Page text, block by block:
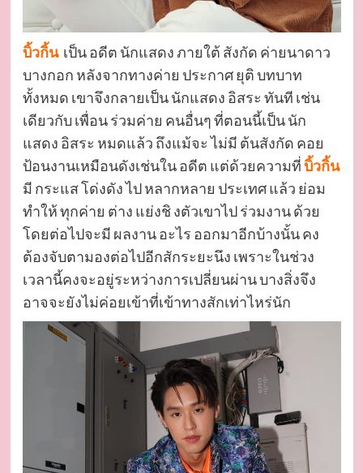
บิ้วกิ้น เป็น อดีต นักแสดง ภายใต้ สังกัด ค่ายนาดาว
บางกอก หลังจากทางค่าย ประกาศ ยุติ บทบาท
ทั้งหมด เขาจึงกลายเป็น นักแสดง อิสระ ทันที เช่น
เดียวกับ เพื่อน ร่วมค่าย คนอื่นๆ ที่ตอนนี้เป็น นัก
แสดง อิสระ หมดแล้ว ถึงแม้จะ ไม่มี ต้นสังกัด คอย
ป้อนงานเหมือนดังเช่นใน อดีต แต่ด้วยความที่บิ้วกิ้น
มี กระแส โด่งดัง ไป หลากหลาย ประเทศ แล้ว ย่อม
ทำให้ ทุกค่าย ต่าง แย่งชิ งตัวเขาไป ร่วมงาน ด้วย
โดยต่อไปจะมี ผลงาน อะไร ออกมาอีกบ้างนั้น คง
ต้องจับตามองต่อไปอีกสักระยะนึง เพราะในช่วง
เวลานี้คงจะอยู่ระหว่างการเปลี่ยนผ่าน บางสิ่งจึง
อาจจะยังไม่ค่อยเข้าที่เข้าทางสักเท่าไหร่นัก